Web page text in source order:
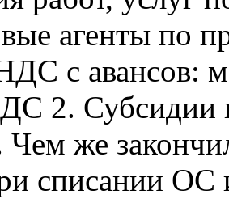
агенты по
с авансов:
2. Субсидии
Чем же
списании ОС